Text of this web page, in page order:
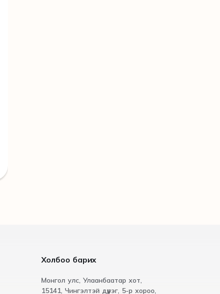
Холбоо барих
Монгол улс, Улаанбаатар хот,
15141, Чингэлтэй дүүрэг, 5-р хороо,